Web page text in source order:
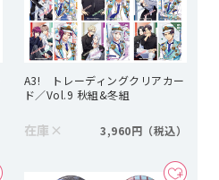
A3! トレーディングクリアカー
ド／Vol.9 秋組&冬組
在庫 × 3,960円